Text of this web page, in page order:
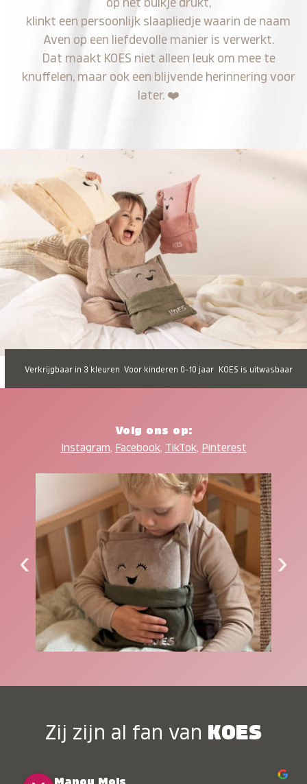
op het buikje drukt,
klinkt een persoonlijk slaapliedje waarin de naam
Aven op een liefdevolle manier is verwerkt.
Dat maakt KOES niet alleen leuk om mee te
knuffelen, maar ook een blijvende herinnering voor
later. ❤️
Verkrijgbaar in 3 kleuren Voor kinderen 0-10 jaar KOES is uitwasbaar
Volg ons op:
Instagram, Facebook, TikTok, Pinterest
‹ ›
Zij zijn al fan van KOES